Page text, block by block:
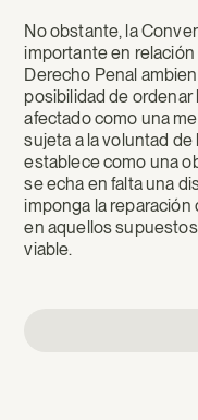
No obstante, la
importante en
Derecho Penal
posibilidad de
afectado como una
sujeta a la voluntad
establece como una
se echa en falta una
imponga la
en aquellos
viable.